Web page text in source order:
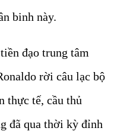
binh này.
đạo trung tâm
rời câu lạc bộ
thực tế, cầu thủ
đã qua thời kỳ đỉnh